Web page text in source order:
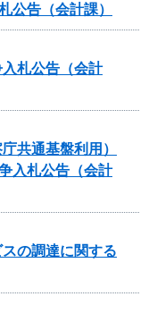
公告（会計課）
札公告（会計
共通基盤利用）
入札公告（会計
の調達に関する